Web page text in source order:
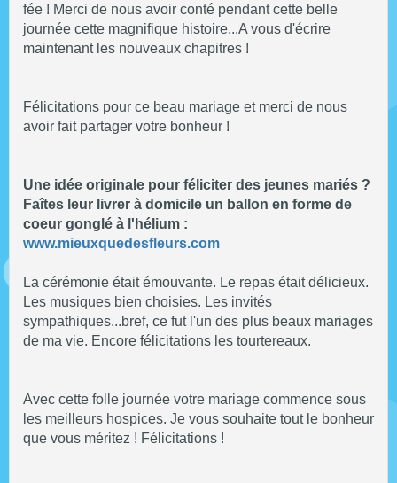
fée ! Merci de nous avoir conté pendant cette belle
journée cette magnifique histoire...A vous d'écrire
maintenant les nouveaux chapitres !
Félicitations pour ce beau mariage et merci de nous
avoir fait partager votre bonheur !
Une idée originale pour féliciter des jeunes mariés ?
Faîtes leur livrer à domicile un ballon en forme de
coeur gonglé à l'hélium :
www.mieuxquedesfleurs.com
La cérémonie était émouvante. Le repas était délicieux.
Les musiques bien choisies. Les invités
sympathiques...bref, ce fut l'un des plus beaux mariages
de ma vie. Encore félicitations les tourtereaux.
Avec cette folle journée votre mariage commence sous
les meilleurs hospices. Je vous souhaite tout le bonheur
que vous méritez ! Félicitations !